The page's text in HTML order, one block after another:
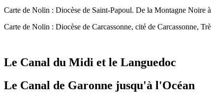
Carte de Nolin : Diocèse de Saint-Papoul. De la Montagne Noire
Carte de Nolin : Diocèse de Carcassonne, cité de Carcassonne,
Le Canal du Midi et le Languedoc
Le Canal de Garonne jusqu'à l'Océan